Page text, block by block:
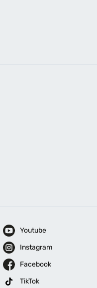
Youtube
Instagram
Facebook
TikTok